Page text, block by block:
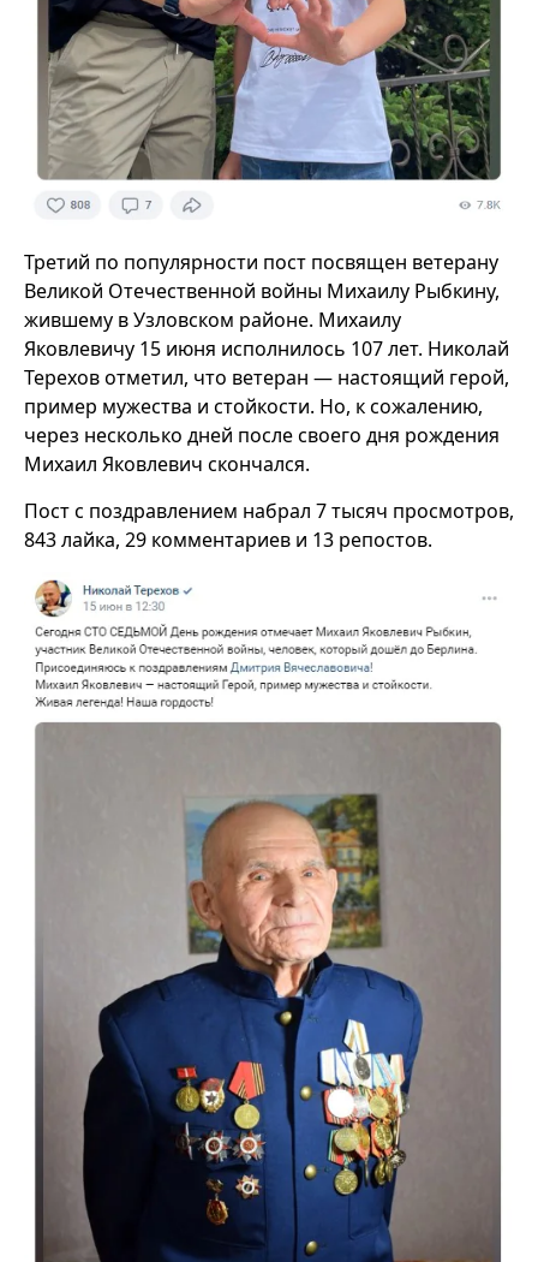
Третий по популярности пост посвящен ветерану
Великой Отечественной войны Михаилу Рыбкину,
жившему в Узловском районе. Михаилу
Яковлевичу 15 июня исполнилось 107 лет. Николай
Терехов отметил, что ветеран — настоящий герой,
пример мужества и стойкости. Но, к сожалению,
через несколько дней после своего дня рождения
Михаил Яковлевич скончался.
Пост с поздравлением набрал 7 тысяч просмотров,
843 лайка, 29 комментариев и 13 репостов.